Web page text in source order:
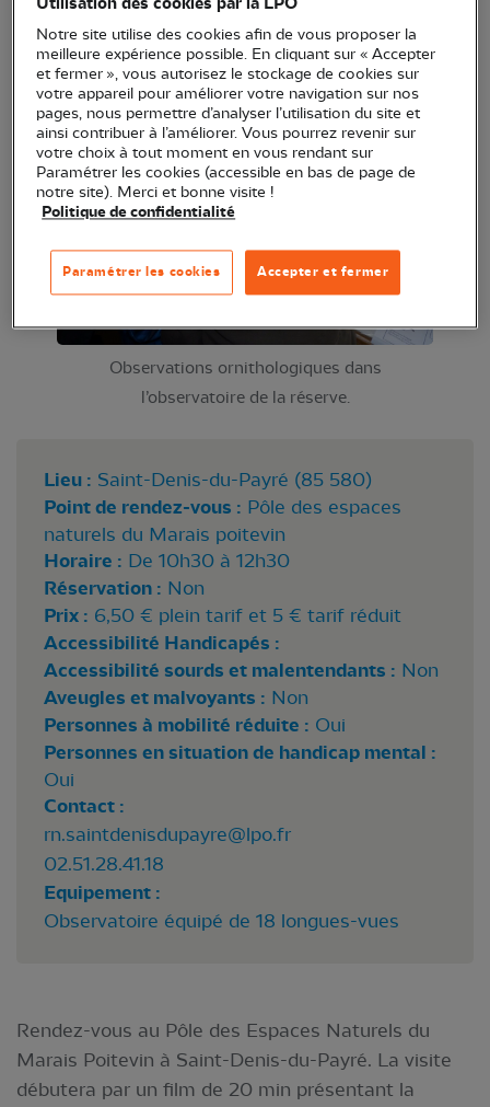
Observations ornithologiques dans
l’observatoire de la réserve.
Lieu : Saint-Denis-du-Payré (85 580)
Point de rendez-vous : Pôle des espaces
naturels du Marais poitevin
Horaire : De 10h30 à 12h30
Réservation : Non
Prix : 6,50 € plein tarif et 5 € tarif réduit
Accessibilité Handicapés :
Accessibilité sourds et malentendants : Non
Aveugles et malvoyants : Non
Personnes à mobilité réduite : Oui
Personnes en situation de handicap mental :
Oui
Contact :
rn.saintdenisdupayre@lpo.fr
02.51.28.41.18
Equipement :
Observatoire équipé de 18 longues-vues
Rendez-vous au Pôle des Espaces Naturels du
Marais Poitevin à Saint-Denis-du-Payré. La visite
débutera par un film de 20 min présentant la
Notre site utilise des cookies afin de vous proposer la
meilleure expérience possible. En cliquant sur « Accepter
et fermer », vous autorisez le stockage de cookies sur
votre appareil pour améliorer votre navigation sur nos
pages, nous permettre d’analyser l’utilisation du site et
ainsi contribuer à l’améliorer. Vous pourrez revenir sur
votre choix à tout moment en vous rendant sur
Paramétrer les cookies (accessible en bas de page de
notre site). Merci et bonne visite !
Politique de confidentialité
Accepter et fermer
Paramétrer les cookies